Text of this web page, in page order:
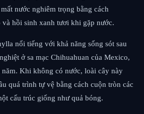
nước nghiêm trọng bằng cách
và hồi sinh xanh tươi khi gặp nước.
nổi tiếng với khả năng sống sót sau
ở sa mạc Chihuahuan của Mexico,
Khi không có nước, loài cây này
quá trình tự vệ bằng cách cuộn tròn các
cấu trúc giống như quả bóng.